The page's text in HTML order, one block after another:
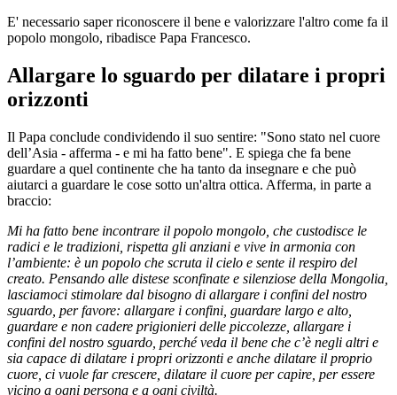
E' necessario saper riconoscere il bene e valorizzare l'altro come fa il
popolo mongolo, ribadisce Papa Francesco.
Allargare lo sguardo per dilatare i propri
orizzonti
Il Papa conclude condividendo il suo sentire: "Sono stato nel cuore
dell’Asia - afferma - e mi ha fatto bene". E spiega che fa bene
guardare a quel continente che ha tanto da insegnare e che può
aiutarci a guardare le cose sotto un'altra ottica. Afferma, in parte a
braccio:
Mi ha fatto bene incontrare il popolo mongolo, che custodisce le
radici e le tradizioni, rispetta gli anziani e vive in armonia con
l’ambiente: è un popolo che scruta il cielo e sente il respiro del
creato. Pensando alle distese sconfinate e silenziose della Mongolia,
lasciamoci stimolare dal bisogno di allargare i confini del nostro
sguardo, per favore: allargare i confini, guardare largo e alto,
guardare e non cadere prigionieri delle piccolezze, allargare i
confini del nostro sguardo, perché veda il bene che c’è negli altri e
sia capace di dilatare i propri orizzonti e anche dilatare il proprio
cuore, ci vuole far crescere, dilatare il cuore per capire, per essere
vicino a ogni persona e a ogni civiltà.